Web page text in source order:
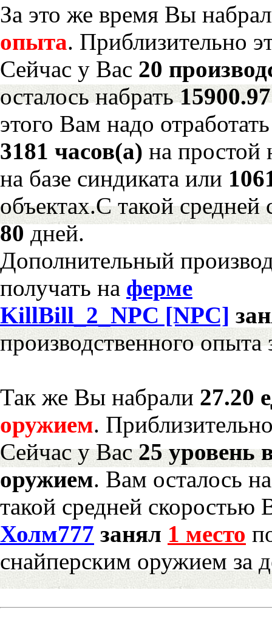
За это же время Вы
опыта. Приблизительно
Сейчас у Вас 20
осталось набрать
этого Вам надо отработать
3181 часов(а) на
на базе синдиката или
объектах.С такой средней
80дней.
Дополнительный
получать на ферме
KillBill_2_NPC [NPC]
производственного опыта
Так же Вы набрали 27.20
оружием.
Сейчас у Вас25 уровень
оружием. Вам осталось
такой средней скоростью
Холм777 занял 1 место
снайперским оружием за